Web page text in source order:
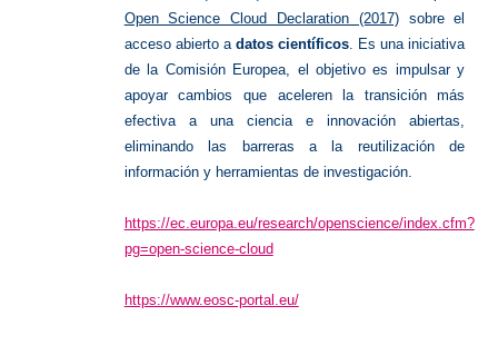
Open Science Cloud Declaration (2017)sobre el
acceso abierto a datos científicos . Es una iniciativa
de la Comisión Europea, el objetivo es impulsar y
apoyar cambios que aceleren la transición más
efectiva a una ciencia e innovación abiertas,
eliminando las barreras a la reutilización de
información y herramientas de investigación.
https://ec.europa.eu/research/openscience/index.cfm?
pg=open-science-cloud
https://www.eosc-portal.eu/